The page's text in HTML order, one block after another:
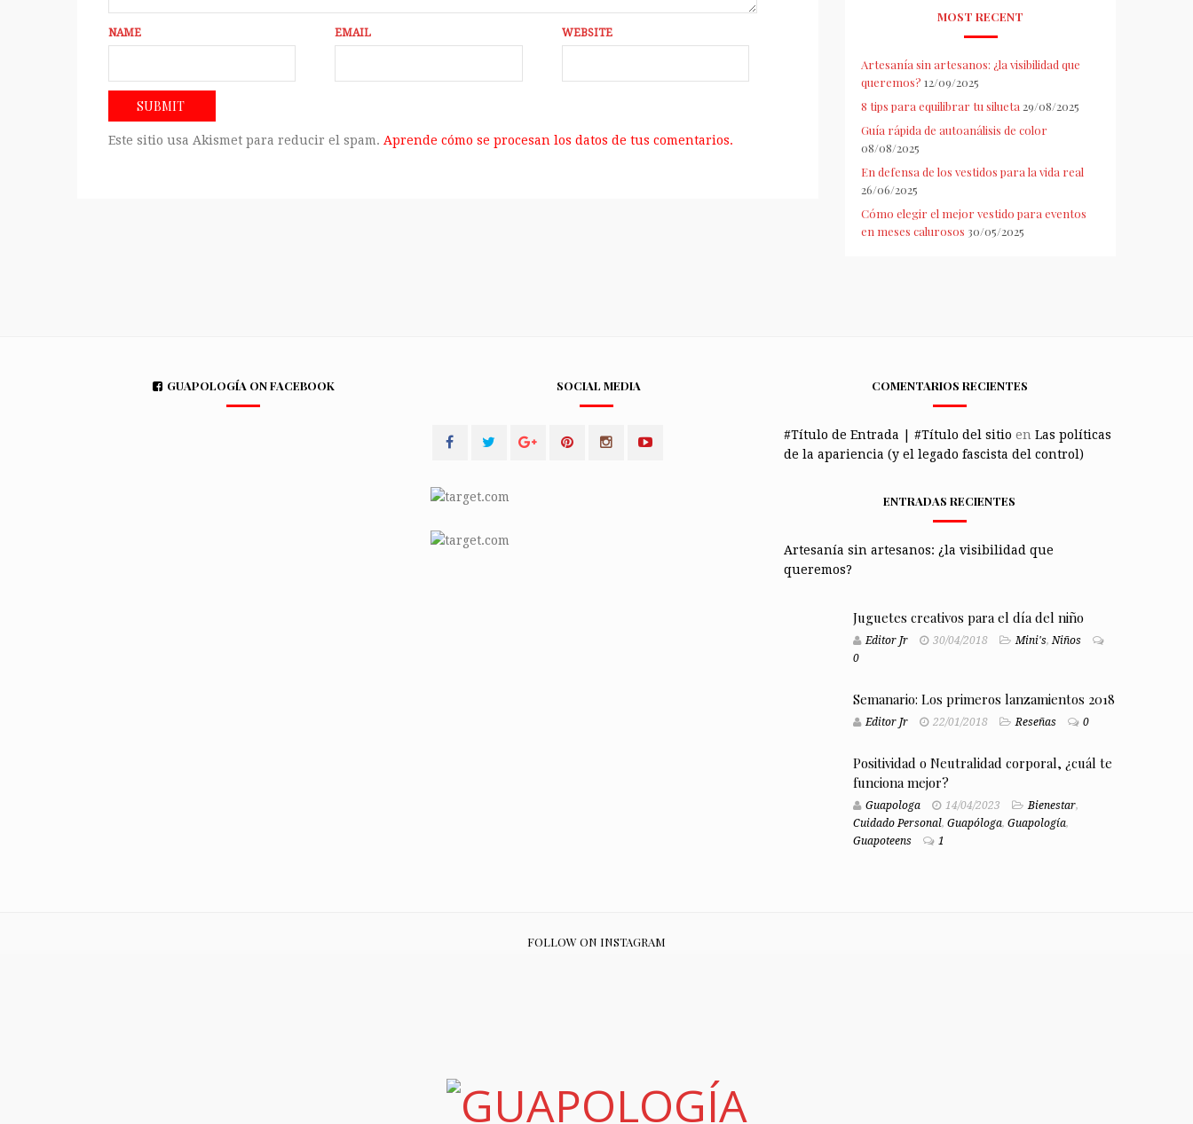
NAME EMAIL WEBSITE
Este sitio usa Akismet para reducir el spam. Aprende cómo se procesan los datos de tus comentarios.
MOST RECENT
Artesanía sin artesanos: ¿la visibilidad que
queremos? 12/09/2025
8 tips para equilibrar tu silueta 29/08/2025
Guía rápida de autoanálisis de color
08/08/2025
En defensa de los vestidos para la vida real
26/06/2025
Cómo elegir el mejor vestido para eventos
en meses calurosos 30/05/2025
GUAPOLOGÍA ON FACEBOOK SOCIAL MEDIA COMENTARIOS RECIENTES
#Título de Entrada | #Título del sitio en Las políticas
de la apariencia (y el legado fascista del control)
ENTRADAS RECIENTES
Artesanía sin artesanos: ¿la visibilidad que
queremos?
Juguetes creativos para el día del niño
Editor Jr 30/04/2018 Mini's,Niños
0
Semanario: Los primeros lanzamientos 2018
Editor Jr 22/01/2018 Reseñas 0
Positividad o Neutralidad corporal, ¿cuál te
funciona mejor?
Guapologa 14/04/2023 Bienestar,
Cuidado Personal, Guapóloga, Guapología,
Guapoteens
1
FOLLOW ON INSTAGRAM